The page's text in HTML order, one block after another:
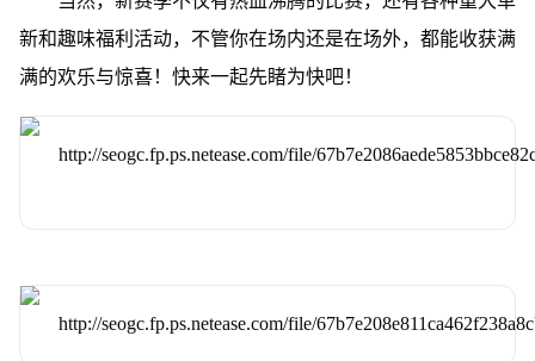
新和趣味福利活动，不管你在场内还是在场外，都能收获满
满的欢乐与惊喜！快来一起先睹为快吧！